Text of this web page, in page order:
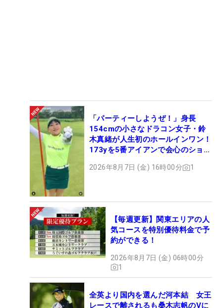
「パーティーしようぜ！」身長
154cmの小さなドラコン女子・鈴
木真緒が人生初のホールインワン！
173yを5番アイアンで会心のショッ
2026年8月7日 (金) 16時00分 1
【毎週更新】関東エリアの人
気コースを特別優待料金で予
約ができる！
2026年8月7日 (金) 06時00分
1
全英より国内を選んだ河本結 女王
レースで離されるも桑木志帆のVに